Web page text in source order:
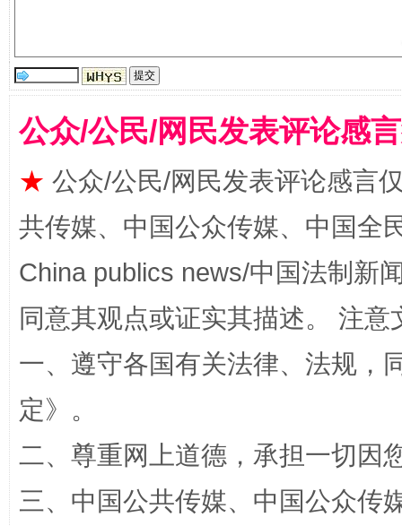
全民健身五年计划来了！等你上场
公众/公民/网民发表评论感
★ 公众/公民/网民发表评论感言
共传媒、中国公众传媒、中国全
China publics news/中国法制新
同意其观点或证实其描述。 注
一、遵守各国有关法律、法规，
定》。
二、尊重网上道德，承担一切因
三、中国公共传媒、中国公众传